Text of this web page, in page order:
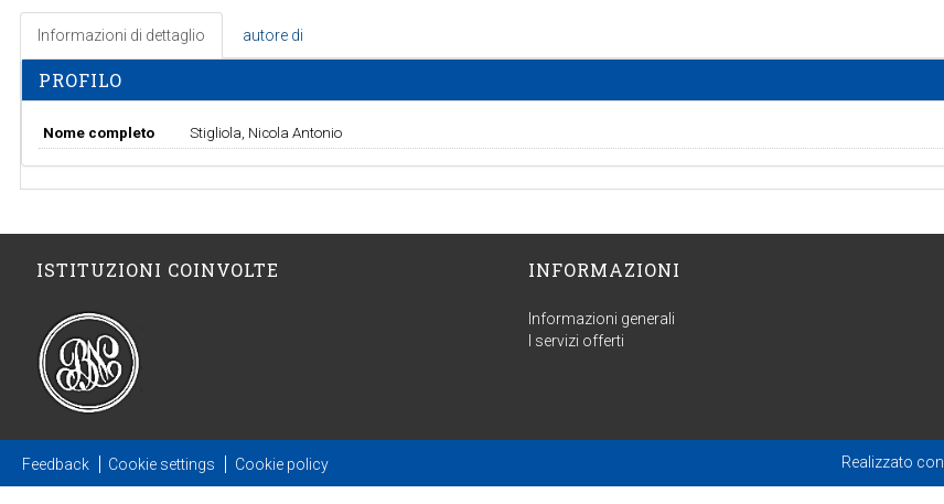
Informazioni di dettaglio autore di
PROFILO
Nome completo Stigliola, Nicola Antonio
ISTITUZIONI COINVOLTE INFORMAZIONI
Informazioni generali
I servizi offerti
Feedback Cookie settings Cookie policy Realizzato con